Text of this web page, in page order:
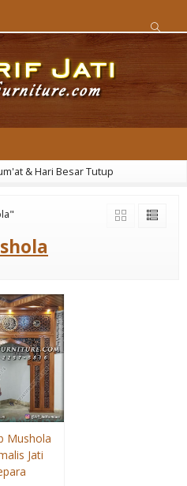
& Hari Besar Tutup
Mushola
Jati